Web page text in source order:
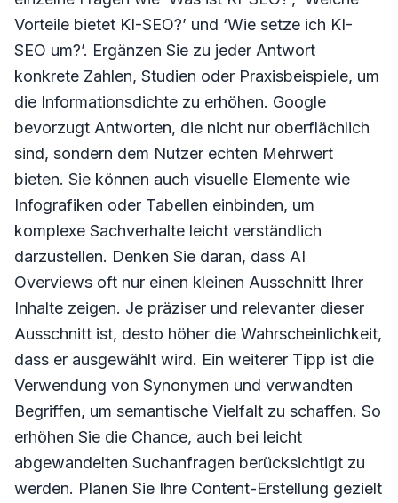
Vorteile bietet KI-SEO?’ und ‘Wie setze ich KI-
SEO um?’. Ergänzen Sie zu jeder Antwort
konkrete Zahlen, Studien oder Praxisbeispiele, um
die Informationsdichte zu erhöhen. Google
bevorzugt Antworten, die nicht nur oberflächlich
sind, sondern dem Nutzer echten Mehrwert
bieten. Sie können auch visuelle Elemente wie
Infografiken oder Tabellen einbinden, um
komplexe Sachverhalte leicht verständlich
darzustellen. Denken Sie daran, dass AI
Overviews oft nur einen kleinen Ausschnitt Ihrer
Inhalte zeigen. Je präziser und relevanter dieser
Ausschnitt ist, desto höher die Wahrscheinlichkeit,
dass er ausgewählt wird. Ein weiterer Tipp ist die
Verwendung von Synonymen und verwandten
Begriffen, um semantische Vielfalt zu schaffen. So
erhöhen Sie die Chance, auch bei leicht
abgewandelten Suchanfragen berücksichtigt zu
werden. Planen Sie Ihre Content-Erstellung gezielt